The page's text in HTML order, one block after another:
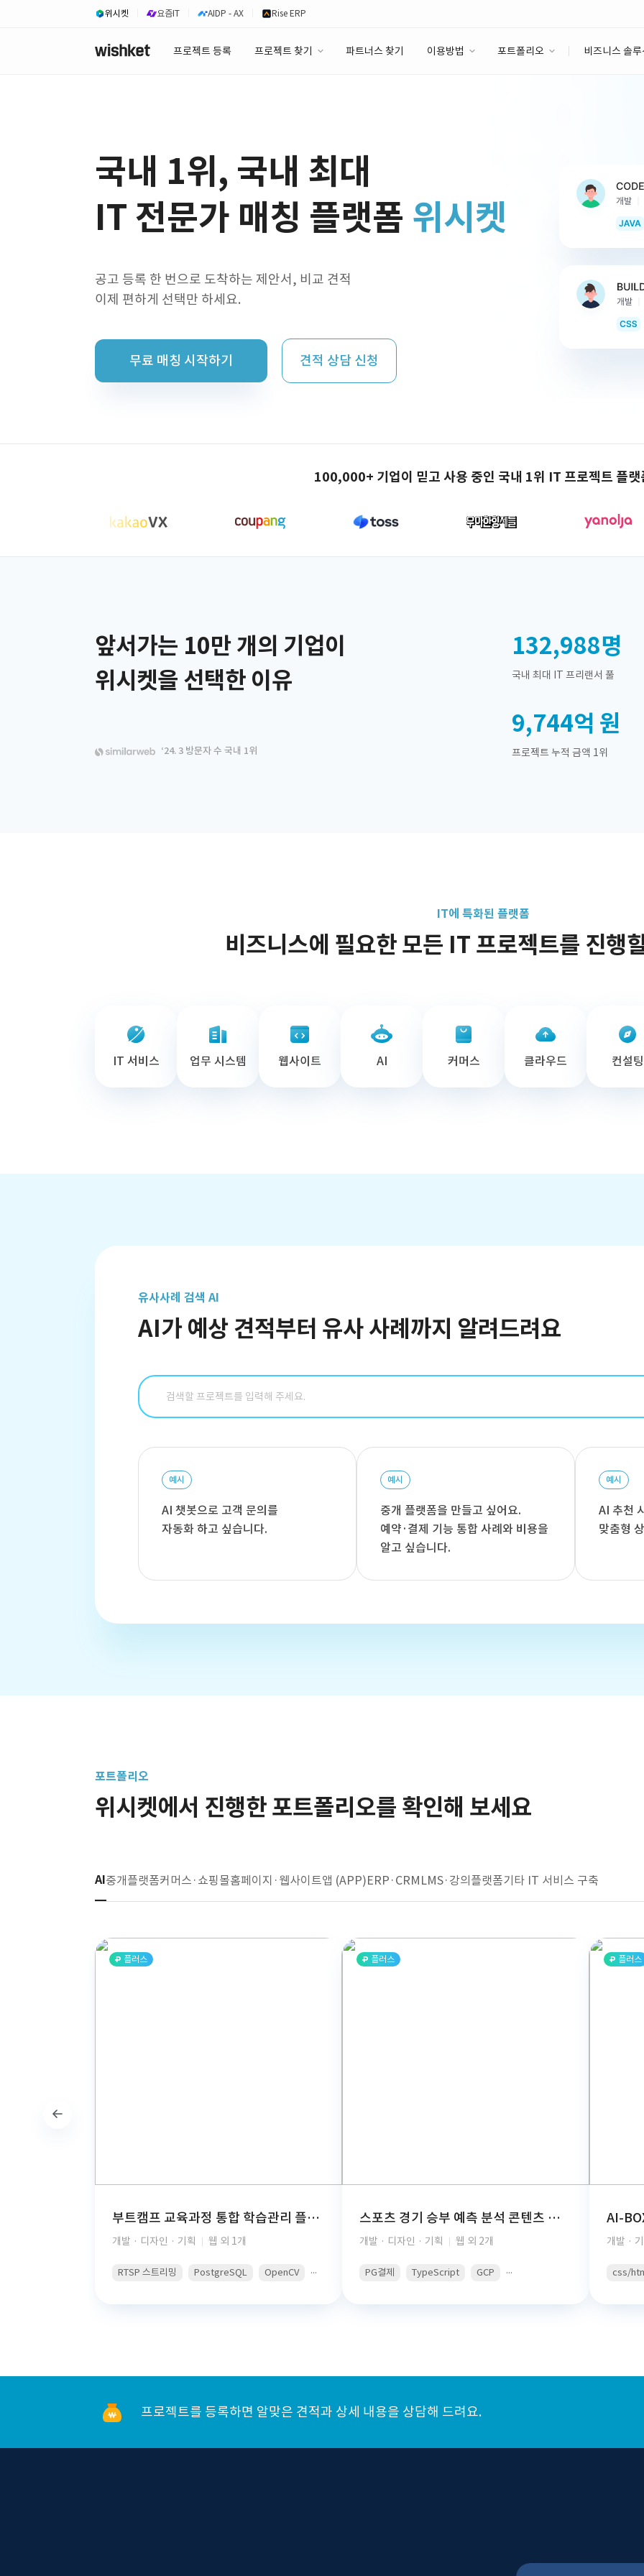
위시켓 요즘IT AIDP - AX Rise ERP
프로젝트 등록 프로젝트 찾기 파트너스 찾기 이용방법 포트폴리오 비즈니스 솔
국내 1위, 국내 최대
IT 전문가 매칭 플랫폼 위시켓
공고 등록 한 번으로 도착하는 제안서, 비교 견적
이제 편하게 선택만 하세요.
무료 매칭 시작하기 견적 상담 신청
100,000+ 기업이 믿고 사용 중인 국내 1위 IT 프로젝트 플랫
앞서가는 10만 개의 기업이
위시켓을 선택한 이유
‘24. 3 방문자 수 국내 1위
132,988명
국내 최대 IT 프리랜서 풀
9,744억 원
프로젝트 누적 금액 1위
IT에 특화된 플랫폼
비즈니스에 필요한 모든 IT 프로젝트를 진행
IT 서비스 업무 시스템 웹사이트 AI 커머스 클라우드 컨설팅
유사사례 검색 AI
AI가 예상 견적부터 유사 사례까지 알려드려요
예시
AI 챗봇으로 고객 문의를
자동화 하고 싶습니다.
예시
중개 플랫폼을 만들고 싶어요.
예약·결제 기능 통합 사례와 비용을
알고 싶습니다.
예시
AI 추천
맞춤형
포트폴리오
위시켓에서 진행한 포트폴리오를 확인해 보세요
AI중개플랫폼커머스·쇼핑몰홈페이지·웹사이트앱 (APP)ERP·CRM LMS·강의플랫폼기타 IT 서비스 구축
플러스
부트캠프 교육과정 통합 학습관리 플랫폼(React, TypeScript, FastAPI, PostgreSQL, AWS S3, JWT Auth, PDF Viewer)
개발 · 디자인 · 기획 웹 외 1개
RTSP 스트리밍 PostgreSQL OpenCV ...
플러스
스포츠 경기 승부 예측 분석 콘텐츠 구독 플랫폼(React, TypeScript, FastAPI, PostgreSQL, GCP, PG결제, REST API)
개발 · 디자인 · 기획 웹 외 2개
PG결제 TypeScript GCP ...
플러스
개발 ·
css/
프로젝트를 등록하면 알맞은 견적과 상세 내용을 상담해 드려요.